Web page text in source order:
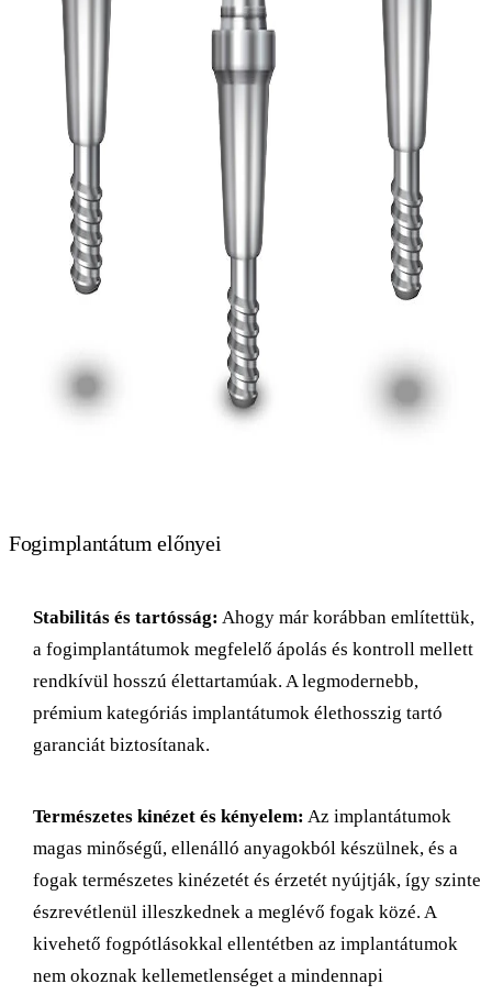
Fogimplantátum előnyei
Stabilitás és tartósság: Ahogy már korábban említettük,
a fogimplantátumok megfelelő ápolás és kontroll mellett
rendkívül hosszú élettartamúak. A legmodernebb,
prémium kategóriás implantátumok élethosszig tartó
garanciát biztosítanak.
Természetes kinézet és kényelem: Az implantátumok
magas minőségű, ellenálló anyagokból készülnek, és a
fogak természetes kinézetét és érzetét nyújtják, így szinte
észrevétlenül illeszkednek a meglévő fogak közé. A
kivehető fogpótlásokkal ellentétben az implantátumok
nem okoznak kellemetlenséget a mindennapi